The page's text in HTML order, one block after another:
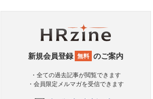
新規会員登録 無料 のご案内
・全ての過去記事が閲覧できます
・会員限定メルマガを受信できます